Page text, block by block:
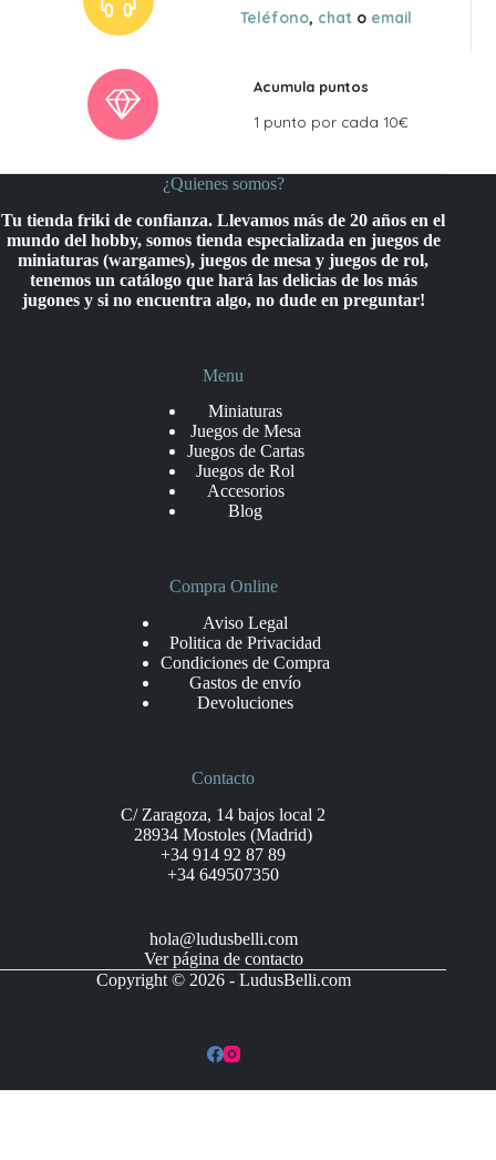
Teléfono, chat o email
Acumula puntos
1 punto por cada 10€
¿Quienes somos?
Tu tienda friki de confianza. Llevamos más de 20 años en el
mundo del hobby, somos tienda especializada en juegos de
miniaturas (wargames), juegos de mesa y juegos de rol,
tenemos un catálogo que hará las delicias de los más
jugones y si no encuentra algo, no dude en preguntar!
Menu
Miniaturas
Juegos de Mesa
Juegos de Cartas
Juegos de Rol
Accesorios
Blog
Compra Online
Aviso Legal
Politica de Privacidad
Condiciones de Compra
Gastos de envío
Devoluciones
Contacto
C/ Zaragoza, 14 bajos local 2
28934 Mostoles (Madrid)
+34 914 92 87 89
+34 649507350
hola@ludusbelli.com
Ver página de contacto
Copyright © 2026 - LudusBelli.com